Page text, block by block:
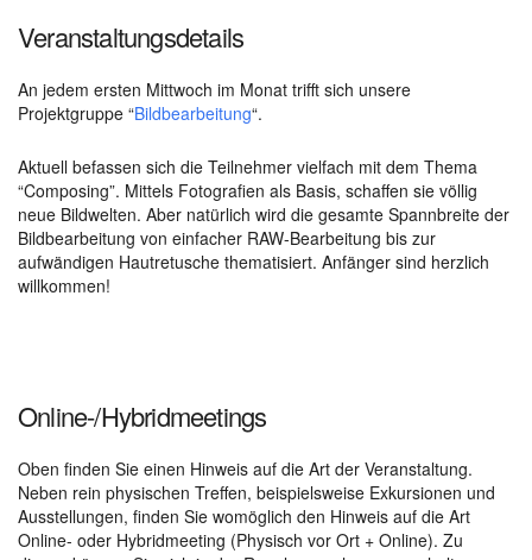
Veranstaltungsdetails
An jedem ersten Mittwoch im Monat trifft sich unsere
Projektgruppe “Bildbearbeitung“.
Aktuell befassen sich die Teilnehmer vielfach mit dem Thema
“Composing”. Mittels Fotografien als Basis, schaffen sie völlig
neue Bildwelten. Aber natürlich wird die gesamte Spannbreite der
Bildbearbeitung von einfacher RAW-Bearbeitung bis zur
aufwändigen Hautretusche thematisiert. Anfänger sind herzlich
willkommen!
Online-/Hybridmeetings
Oben finden Sie einen Hinweis auf die Art der Veranstaltung.
Neben rein physischen Treffen, beispielsweise Exkursionen und
Ausstellungen, finden Sie womöglich den Hinweis auf die Art
Online- oder Hybridmeeting (Physisch vor Ort + Online). Zu